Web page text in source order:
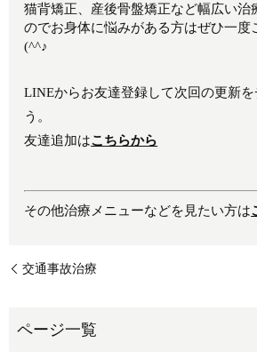
猫背矯正、産後骨盤矯正など幅広い治
のでお身体に悩みがある方はぜひ一度
(^^♪
LINEからお友達登録して次回の更新を
う。
友達追加はこちらから
その他治療メニューなどを見たい方は
交通事故治療